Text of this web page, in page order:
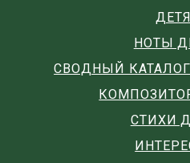
НОТЫ
СВОДНЫЙ
СТИХИ